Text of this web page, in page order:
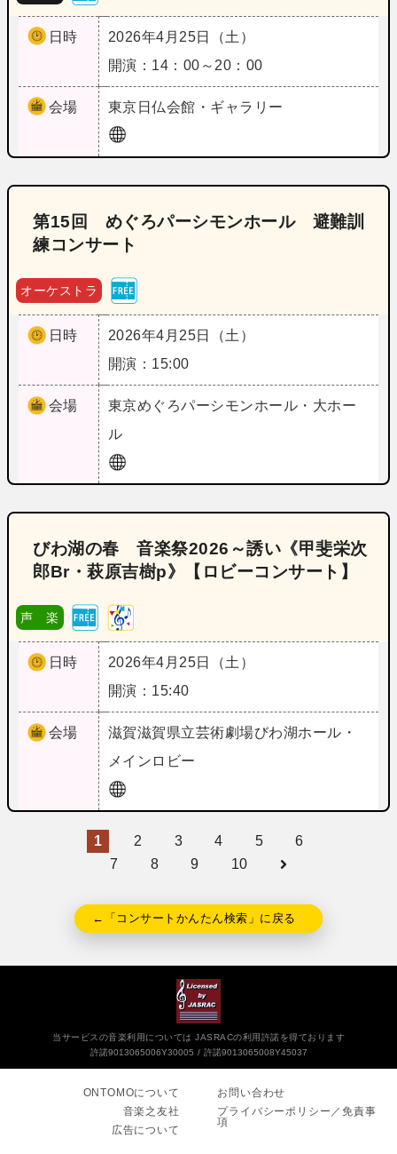
日時
2026年4月25日（土）
開演：14：00～20：00
会場 東京 日仏会館・ギャラリー
第15回 めぐろパーシモンホール 避難訓
練コンサート
オーケストラ
日時
2026年4月25日（土）
開演：15:00
会場 東京めぐろパーシモンホール・大ホー
ル
びわ湖の春 音楽祭2026～誘い《甲斐栄次
郎Br・萩原吉樹p》【ロビーコンサート】
声 楽
日時
2026年4月25日（土）
開演：15:40
会場 滋賀滋賀県立芸術劇場びわ湖ホール・
メインロビー
1 2 3 4 5
6
7
8 9 10
←「コンサートかんたん検索」に戻る
当サービスの音楽利用については JASRACの利用許諾を得ております
許諾9013065006Y30005
許諾9013065008Y45037
ONTOMOについて
音楽之友社
広告について
お問い合わせ
プライバシーポリシー／免責事
項